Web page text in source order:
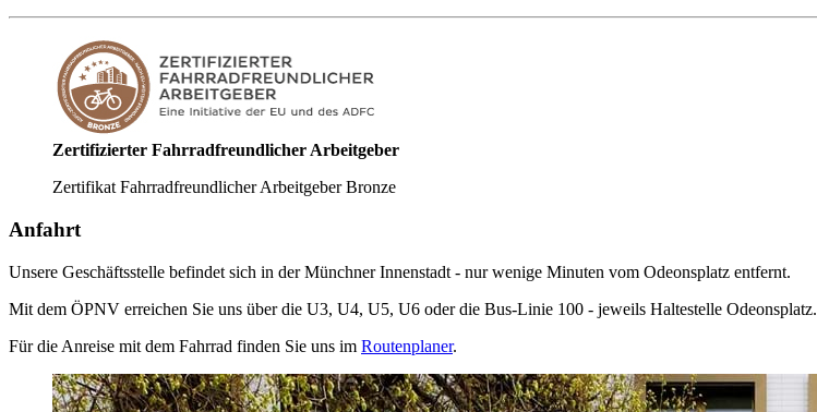
Zertifizierter Fahrradfreundlicher Arbeitgeber
Zertifikat Fahrradfreundlicher Arbeitgeber Bronze
Anfahrt
Unsere Geschäftsstelle befindet sich in der Münchner Innenstadt - nur wenige Minuten vom Odeonsplatz entfernt.
Mit dem ÖPNV erreichen Sie uns über die U3, U4, U5, U6 oder die Bus-Linie 100 - jeweils Haltestelle Odeonsplatz.
Für die Anreise mit dem Fahrrad finden Sie uns im Routenplaner.